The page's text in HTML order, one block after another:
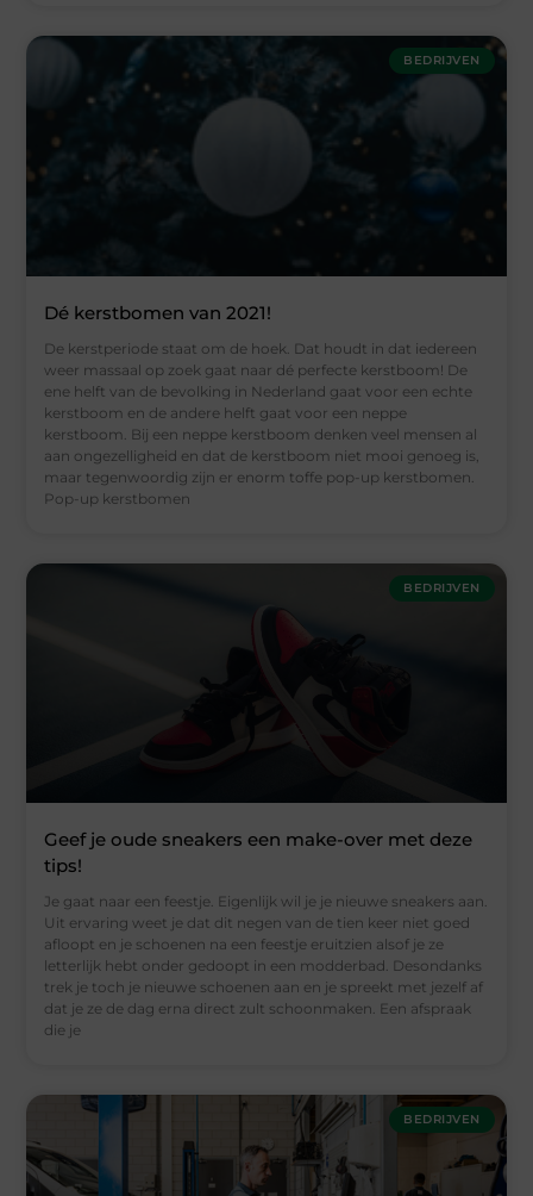
BEDRIJVEN
Dé kerstbomen van 2021!
De kerstperiode staat om de hoek. Dat houdt in dat iedereen
weer massaal op zoek gaat naar dé perfecte kerstboom! De
ene helft van de bevolking in Nederland gaat voor een echte
kerstboom en de andere helft gaat voor een neppe
kerstboom. Bij een neppe kerstboom denken veel mensen al
aan ongezelligheid en dat de kerstboom niet mooi genoeg is,
maar tegenwoordig zijn er enorm toffe pop-up kerstbomen.
Pop-up kerstbomen
BEDRIJVEN
Geef je oude sneakers een make-over met deze
tips!
Je gaat naar een feestje. Eigenlijk wil je je nieuwe sneakers aan.
Uit ervaring weet je dat dit negen van de tien keer niet goed
afloopt en je schoenen na een feestje eruitzien alsof je ze
letterlijk hebt onder gedoopt in een modderbad. Desondanks
trek je toch je nieuwe schoenen aan en je spreekt met jezelf af
dat je ze de dag erna direct zult schoonmaken. Een afspraak
die je
BEDRIJVEN